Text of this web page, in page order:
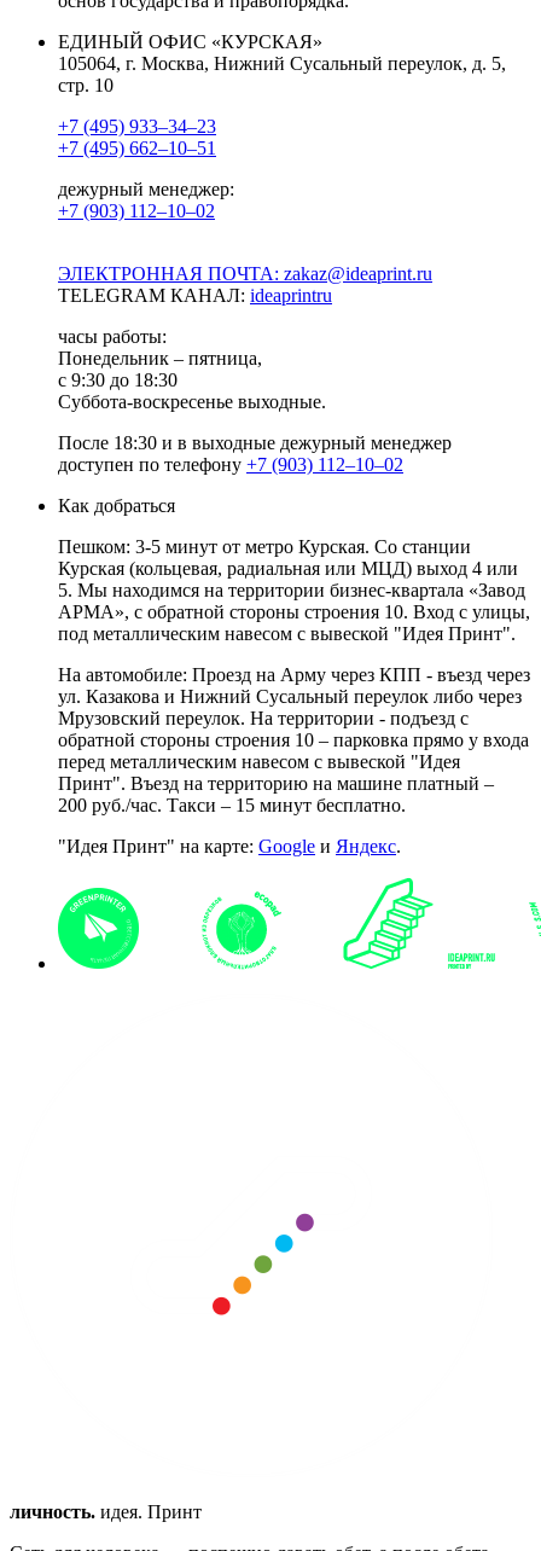
ЕДИНЫЙ ОФИС «КУРСКАЯ»
105064, г. Москва, Нижний Сусальный переулок, д. 5,
стр. 10
+7 (495) 933–34–23
+7 (495) 662–10–51
дежурный менеджер:
+7 (903) 112–10–02
ЭЛЕКТРОННАЯ ПОЧТА: zakaz@ideaprint.ru
TELEGRAM КАНАЛ: ideaprintru
часы работы:
Понедельник – пятница,
с 9:30 до 18:30
Суббота-воскресенье выходные.
После 18:30 и в выходные дежурный менеджер
доступен по телефону +7 (903) 112–10–02
Как добраться
Пешком: 3-5 минут от метро Курская. Со станции
Курская (кольцевая, радиальная или МЦД) выход 4 или
5. Мы находимся на территории бизнес-квартала «Завод
АРМА», с обратной стороны строения 10. Вход с улицы,
под металлическим навесом с вывеской "Идея Принт".
На автомобиле: Проезд на Арму через КПП - въезд через
ул. Казакова и Нижний Сусальный переулок либо через
Мрузовский переулок. На территории - подъезд с
обратной стороны строения 10 – парковка прямо у входа
перед металлическим навесом с вывеской "Идея
Принт". Въезд на территорию на машине платный –
200 руб./час. Такси – 15 минут бесплатно.
"Идея Принт" на карте: Google и Яндекс.
личность. идея. Принт